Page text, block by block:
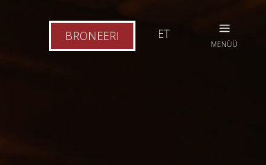
BRONEERI ET
MENÜÜ